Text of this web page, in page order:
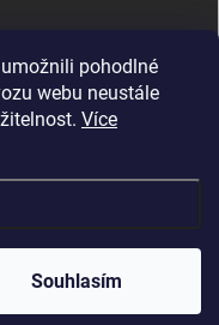
pohodlné
webu neustále
Více
Souhlasím
práva vyhrazena.